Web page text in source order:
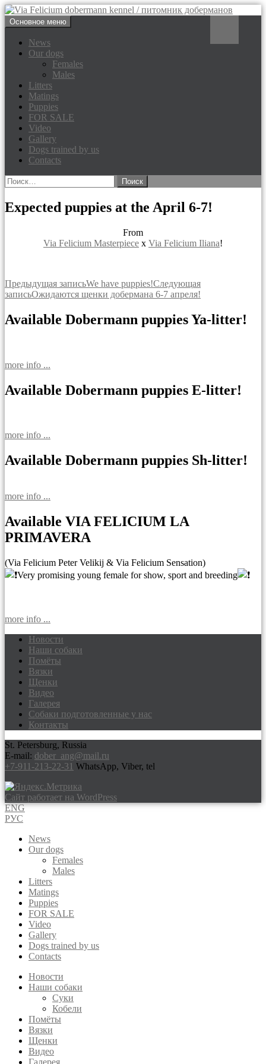
Via Felicium dobermann
kennel / питомник доберманов
Основное меню
к
News
Our dogs
Females
Males
Litters
Matings
Puppies
FOR SALE
Video
Gallery
Dogs trained by us
Contacts
Найти:
Expected puppies at the April 6-7!
From
Via Felicium Masterpiece х Via Felicium Iliana!
Навигация
по
записям
Предыдущая записьWe have puppies!Следующая
записьОжидаются щенки добермана 6-7 апреля!
Available Dobermann puppies Ya-litter!
more info ...
Available Dobermann puppies E-litter!
more info ...
Available Dobermann puppies Sh-litter!
more info ...
Available VIA FELICIUM LA
PRIMAVERA
(Via Felicium Peter Velikij & Via Felicium Sensation)
Very promising young female for show, sport and breeding
more info ...
Доберманы питомник Via Felicium,
щенки добермана
Новости
Наши собаки
Помёты
Вязки
Щенки
Видео
Галерея
Собаки подготовленные у нас
Контакты
St. Petersburg, Russia
E-mail: dober_ang@mail.ru
+7-911-213-22-31 WhatsApp, Viber, tel
Сайт работает на WordPress
ENG
РУС
News
Our dogs
Females
Males
Litters
Matings
Puppies
FOR SALE
Video
Gallery
Dogs trained by us
Contacts
Новости
Наши собаки
Суки
Кобели
Помёты
Вязки
Щенки
Видео
Галерея